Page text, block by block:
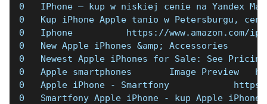
0   IPhone — kup w niskiej cenie na Yandex
0   Kup iPhone Apple tanio w Petersburgu,
0   Iphone          https://www.amazon.com/
0   New Apple iPhones &amp; Accessories
0   Newest Apple iPhones for Sale: See
0   Apple smartphones       Image Preview
0   Apple iPhone - Smartfony            https://
0   Smartfony Apple iPhone - kup Apple